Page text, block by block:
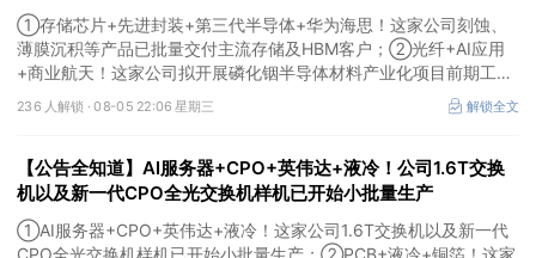
①存储芯片+先进封装+第三代半导体+华为海思！这家公司刻蚀、
薄膜沉积等产品已批量交付主流存储及HBM客户；②光纤+AI应用
+商业航天！这家公司拟开展磷化铟半导体材料产业化项目前期工
作；③MLCC+光模块+商业航天+军工！公司拟定增募资不超3亿元
用于MLCC相关项目。
236 人解锁 ·08-05 22:06 星期三 解锁全文
【公告全知道】AI服务器+CPO+英伟达+液冷！公司1.6T交换
机以及新一代CPO全光交换机样机已开始小批量生产
①AI服务器+CPO+英伟达+液冷！这家公司1.6T交换机以及新一代
CPO全光交换机样机已开始小批量生产；②PCB+液冷+铜箔！这家